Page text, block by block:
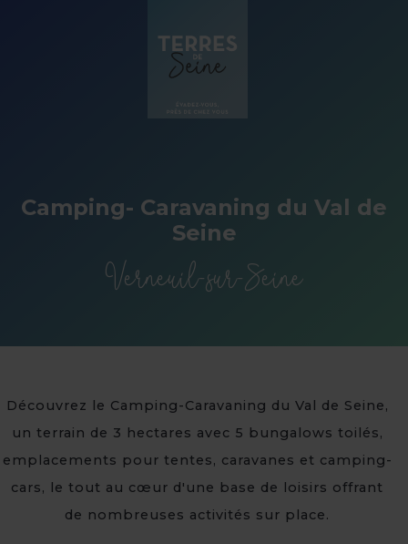
Camping- Caravaning du Val de
Seine
Verneuil-sur-Seine
Découvrez le Camping-Caravaning du Val de Seine,
un terrain de 3 hectares avec 5 bungalows toilés,
emplacements pour tentes, caravanes et camping-
cars, le tout au cœur d'une base de loisirs offrant
de nombreuses activités sur place.